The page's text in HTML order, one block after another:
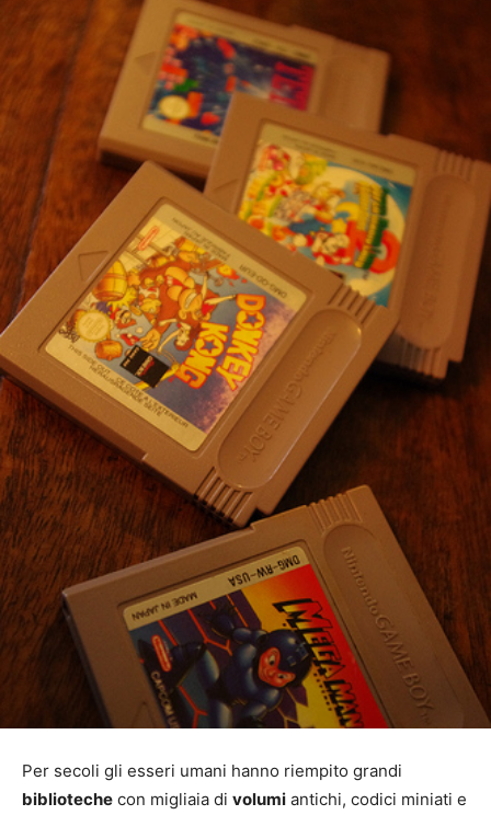
Per secoli gli esseri umani hanno riempito grandi
biblioteche con migliaia di volumi antichi, codici miniati e